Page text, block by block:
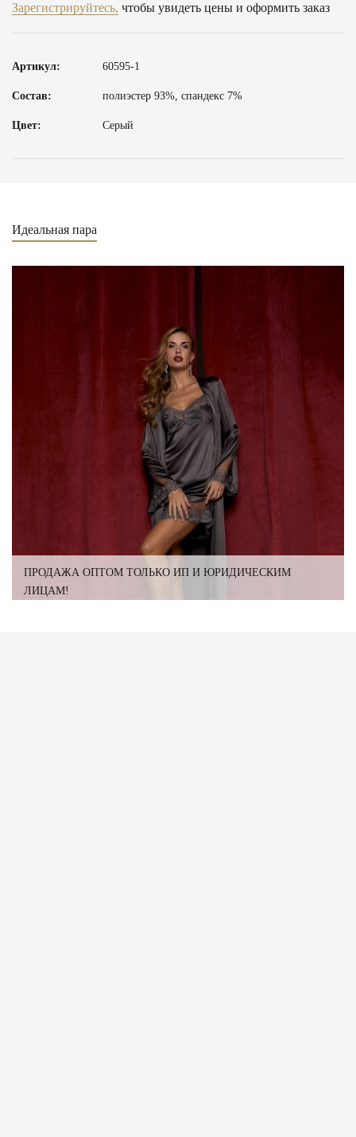
Зарегистрируйтесь, чтобы увидеть цены и оформить заказ
Артикул: 60595-1
Состав: полиэстер 93%, спандекс 7%
Цвет: Серый
Идеальная пара
ПРОДАЖА ОПТОМ ТОЛЬКО ИП И ЮРИДИЧЕСКИМ
ЛИЦАМ!